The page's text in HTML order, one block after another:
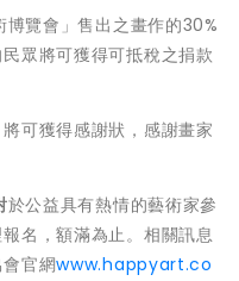
覽會」售出之畫作的30%
眾將可獲得可抵稅之捐款
可獲得感謝狀，感謝畫家
於公益具有熱情的藝術家參
名，額滿為止。相關訊息
官網www.happyart.co